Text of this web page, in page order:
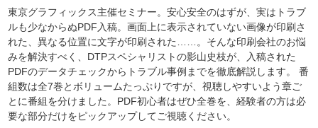
東京グラフィックス主催セミナー。安心安全のはずが、実はトラブ
ルも少なからぬPDF入稿。画面上に表示されていない画像が印刷さ
れた、異なる位置に文字が印刷された……。そんな印刷会社のお悩
みを解決すべく、DTPスペシャリストの影山史枝が、入稿された
PDFのデータチェックからトラブル事例までを徹底解説します。 番
組数は全7巻とボリュームたっぷりですが、視聴しやすいよう章ご
とに番組を分けました。PDF初心者はぜひ全巻を、経験者の方は必
要な部分だけをピックアップしてご視聴ください。